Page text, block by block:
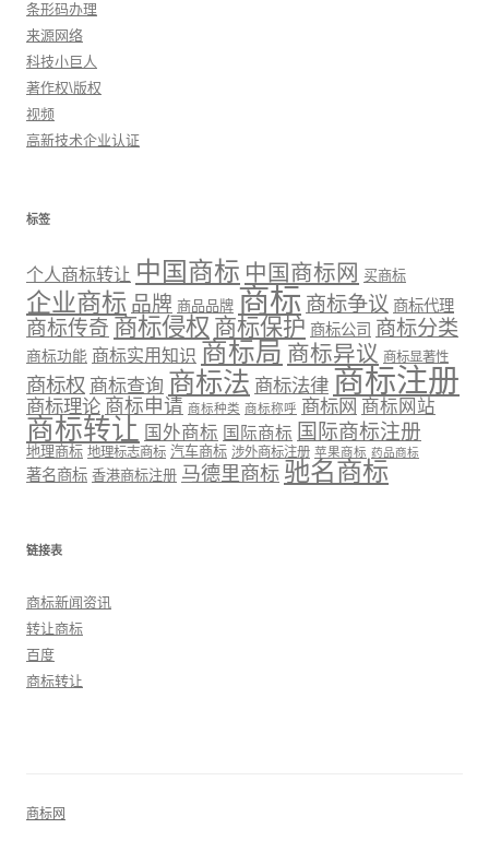
条形码办理
来源网络
科技小巨人
著作权\版权
视频
高新技术企业认证
标签
个人商标转让 中国商标 中国商标网 买商标
企业商标 品牌 商品品牌 商标 商标争议 商标代理
商标传奇 商标侵权 商标保护 商标公司 商标分类
商标功能 商标实用知识 商标局 商标异议 商标显著性
商标权 商标查询 商标法 商标法律 商标注册
商标理论 商标申请 商标种类 商标称呼 商标网 商标网站
商标转让 国外商标 国际商标 国际商标注册
地理商标 地理标志商标 汽车商标 涉外商标注册 苹果商标 药品商标
著名商标 香港商标注册 马德里商标 驰名商标
链接表
商标新闻资讯
转让商标
百度
商标转让
商标网